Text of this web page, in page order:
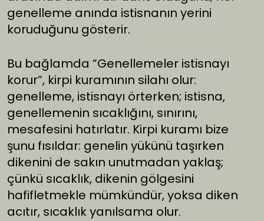
genelleme anında istisnanın yerini
koruduğunu gösterir.
Bu bağlamda “Genellemeler istisnayı
korur”, kirpi kuramının silahı olur:
genelleme, istisnayı örterken; istisna,
genellemenin sıcaklığını, sınırını,
mesafesini hatırlatır. Kirpi kuramı bize
şunu fısıldar: genelin yükünü taşırken
dikenini de sakın unutmadan yaklaş;
çünkü sıcaklık, dikenin gölgesini
hafifletmekle mümkündür, yoksa diken
acıtır, sıcaklık yanılsama olur.